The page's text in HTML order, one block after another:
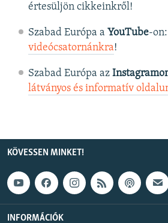
értesüljön cikkeinkről!
Szabad Európa a YouTube-
videócsatornánkra!
Szabad Európa az
látványos és informatív
KÖVESSEN MINKET!
INFORMÁCIÓK